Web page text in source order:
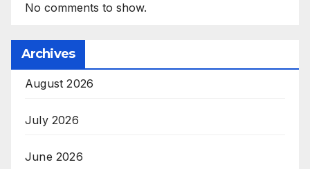
No comments to show.
Archives
August 2026
July 2026
June 2026